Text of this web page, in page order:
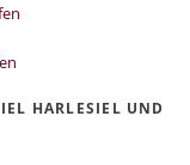
HARLESIEL UND